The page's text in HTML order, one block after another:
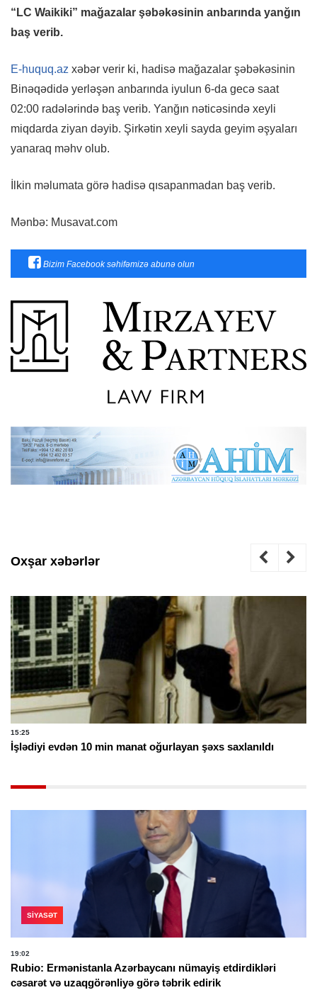
“LC Waikiki” mağazalar şəbəkəsinin anbarında yanğın
baş verib.
E-huquq.az xəbər verir ki, hadisə mağazalar şəbəkəsinin
Binəqədidə yerləşən anbarında iyulun 6-da gecə saat
02:00 radələrində baş verib. Yanğın nəticəsində xeyli
miqdarda ziyan dəyib. Şirkətin xeyli sayda geyim əşyaları
yanaraq məhv olub.
İlkin məlumata görə hadisə qısapanmadan baş verib.
Mənbə: Musavat.com
Bizim Facebook səhifəmizə abunə olun
Oxşar xəbərlər
15:25
İşlədiyi evdən 10 min manat oğurlayan şəxs saxlanıldı
SIYASƏT
19:02
Rubio: Ermənistanla Azərbaycanı nümayiş etdirdikləri
cəsarət və uzaqgörənliyə görə təbrik edirik